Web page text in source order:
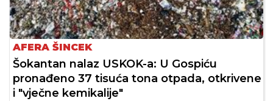
AFERA ŠINCEK
Šokantan nalaz USKOK-a: U Gospiću
pronađeno 37 tisuća tona otpada, otkrivene
i "vječne kemikalije"